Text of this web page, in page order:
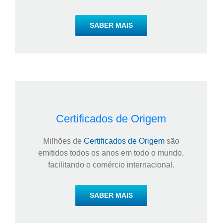
SABER MAIS
Certificados de Origem
Milhões de Certificados de Origemsão
emitidos todos os anos em todo o mundo,
facilitando o comércio internacional.
SABER MAIS